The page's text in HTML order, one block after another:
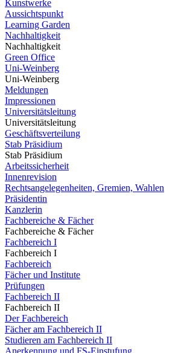
Kunstwerke
Aussichtspunkt
Learning Garden
Nachhaltigkeit
Nachhaltigkeit
Green Office
Uni-Weinberg
Uni-Weinberg
Meldungen
Impressionen
Universitätsleitung
Universitätsleitung
Geschäftsverteilung
Stab Präsidium
Stab Präsidium
Arbeitssicherheit
Innenrevision
Rechtsangelegenheiten, Gremien, Wahlen
Präsidentin
Kanzlerin
Fachbereiche & Fächer
Fachbereiche & Fächer
Fachbereich I
Fachbereich I
Fachbereich
Fächer und Institute
Prüfungen
Fachbereich II
Fachbereich II
Der Fachbereich
Fächer am Fachbereich II
Studieren am Fachbereich II
Anerkennung und FS-Einstufung